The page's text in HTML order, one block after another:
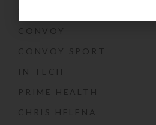
CONVOY
CONVOY SPORT
IN-TECH
PRIME HEALTH
CHRIS HELENA